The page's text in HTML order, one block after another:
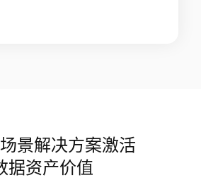
景解决方案激活
据资产价值